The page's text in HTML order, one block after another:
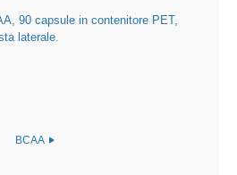
BCAA